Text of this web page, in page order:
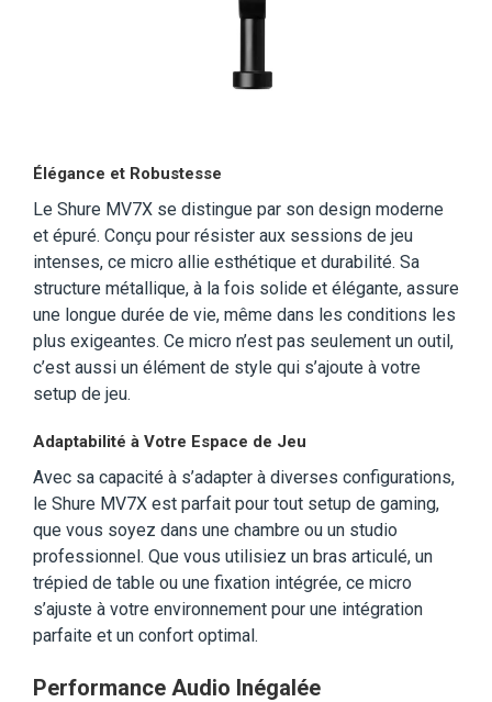
Élégance et Robustesse
Le Shure MV7X se distingue par son design moderne
et épuré. Conçu pour résister aux sessions de jeu
intenses, ce micro allie esthétique et durabilité. Sa
structure métallique, à la fois solide et élégante, assure
une longue durée de vie, même dans les conditions les
plus exigeantes. Ce micro n’est pas seulement un outil,
c’est aussi un élément de style qui s’ajoute à votre
setup de jeu.
Adaptabilité à Votre Espace de Jeu
Avec sa capacité à s’adapter à diverses configurations,
le Shure MV7X est parfait pour tout setup de gaming,
que vous soyez dans une chambre ou un studio
professionnel. Que vous utilisiez un bras articulé, un
trépied de table ou une fixation intégrée, ce micro
s’ajuste à votre environnement pour une intégration
parfaite et un confort optimal.
Performance Audio Inégalée